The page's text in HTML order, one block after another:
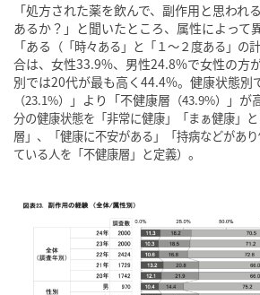
「処方された薬を飲んで、副作用と思われ
あるか？」と聞いたところ、属性によって
「ある （「時々ある」と「１〜２度ある」の計
合は、女性33.9%、男性24.8%で女性の方
別では20代が最も高く44.4%。健康状態別
（23.1%） 」より「不健康層 （43.9%） 」が
分の健康状態を「非常に健康」「まぁ健康」
層」、「健康に不安がある」「持病などがあ
ている人を「不健康層」と定義） 。